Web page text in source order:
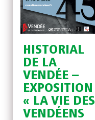
HISTORIAL
DE LA
VENDÉE –
EXPOSITION
« LA VIE DES
VENDÉENS